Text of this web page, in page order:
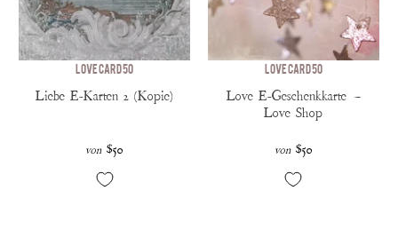
Love Card 50
Liebe E-Karten 2 (Kopie)
von $50
Love Card 50
Love E-Geschenkkarte —
Love Shop
von $50